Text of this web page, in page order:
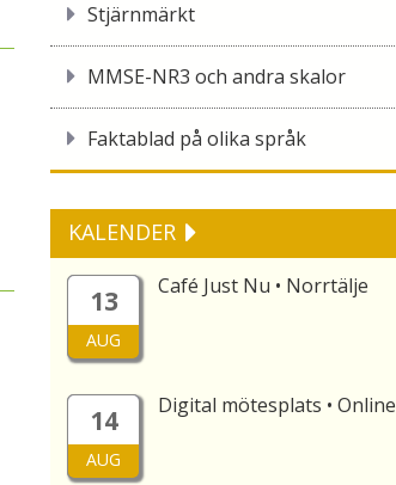
Stjärnmärkt
MMSE-NR3 och andra skalor
Faktablad på olika språk
KALENDER
13
AUG
Café Just Nu • Norrtälje
14
AUG
Digital mötesplats • Online